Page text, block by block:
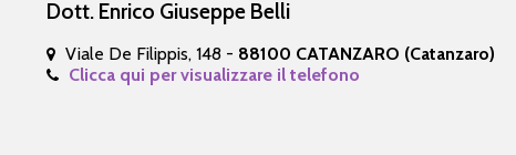
Dott. Enrico Giuseppe Belli
Viale De Filippis, 148 - 88100 CATANZARO (Catanzaro)
Clicca qui per visualizzare il telefono